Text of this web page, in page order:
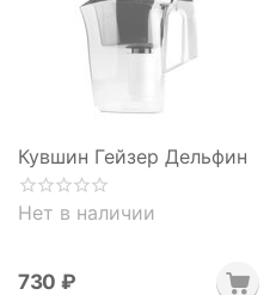
Кувшин Гейзер Дельфин
Нет в наличии
‍730‍ ₽